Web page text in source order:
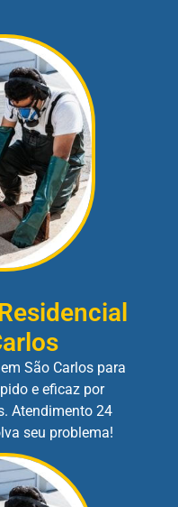
São Carlos para
e eficaz por
Atendimento 24
seu problema!